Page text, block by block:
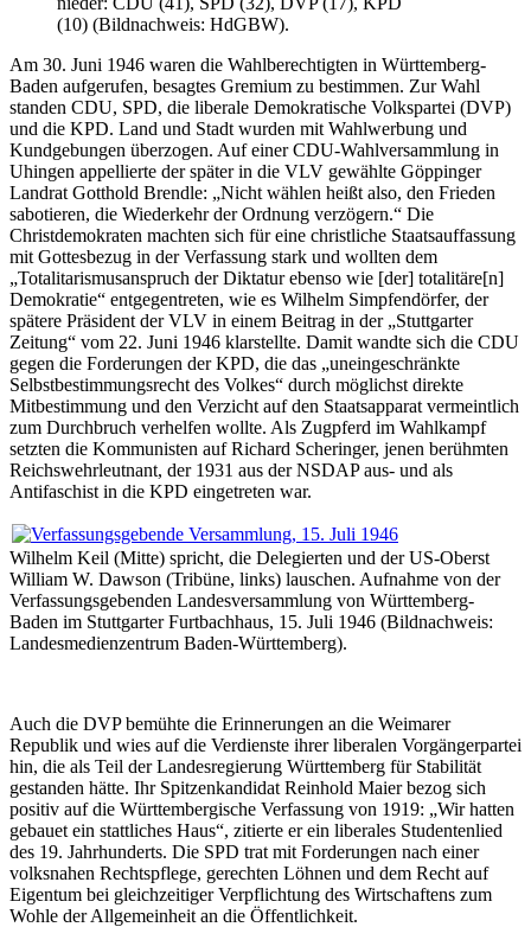
(10) (Bildnachweis: HdGBW).
Am 30. Juni 1946 waren die Wahlberechtigten in Württemberg-
Baden aufgerufen, besagtes Gremium zu bestimmen. Zur Wahl
standen CDU, SPD, die liberale Demokratische Volkspartei (DVP)
und die KPD. Land und Stadt wurden mit Wahlwerbung und
Kundgebungen überzogen. Auf einer CDU-Wahlversammlung in
Uhingen appellierte der später in die VLV gewählte Göppinger
Landrat Gotthold Brendle: „Nicht wählen heißt also, den Frieden
sabotieren, die Wiederkehr der Ordnung verzögern.“ Die
Christdemokraten machten sich für eine christliche Staatsauffassung
mit Gottesbezug in der Verfassung stark und wollten dem
„Totalitarismusanspruch der Diktatur ebenso wie [der] totalitäre[n]
Demokratie“ entgegentreten, wie es Wilhelm Simpfendörfer, der
spätere Präsident der VLV in einem Beitrag in der „Stuttgarter
Zeitung“ vom 22. Juni 1946 klarstellte. Damit wandte sich die CDU
gegen die Forderungen der KPD, die das „uneingeschränkte
Selbstbestimmungsrecht des Volkes“ durch möglichst direkte
Mitbestimmung und den Verzicht auf den Staatsapparat vermeintlich
zum Durchbruch verhelfen wollte. Als Zugpferd im Wahlkampf
setzten die Kommunisten auf Richard Scheringer, jenen berühmten
Reichswehrleutnant, der 1931 aus der NSDAP aus- und als
Antifaschist in die KPD eingetreten war.
Wilhelm Keil (Mitte) spricht, die Delegierten und der US-Oberst
William W. Dawson (Tribüne, links) lauschen. Aufnahme von der
Verfassungsgebenden Landesversammlung von Württemberg-
Baden im Stuttgarter Furtbachhaus, 15. Juli 1946 (Bildnachweis:
Landesmedienzentrum Baden-Württemberg).
Auch die DVP bemühte die Erinnerungen an die Weimarer
Republik und wies auf die Verdienste ihrer liberalen Vorgängerpartei
hin, die als Teil der Landesregierung Württemberg für Stabilität
gestanden hätte. Ihr Spitzenkandidat Reinhold Maier bezog sich
positiv auf die Württembergische Verfassung von 1919: „Wir hatten
gebauet ein stattliches Haus“, zitierte er ein liberales Studentenlied
des 19. Jahrhunderts. Die SPD trat mit Forderungen nach einer
volksnahen Rechtspflege, gerechten Löhnen und dem Recht auf
Eigentum bei gleichzeitiger Verpflichtung des Wirtschaftens zum
Wohle der Allgemeinheit an die Öffentlichkeit.